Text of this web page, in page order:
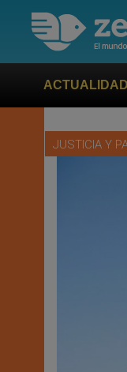
ACTUALIDAD
ayuda a Marco
JUSTICIA Y